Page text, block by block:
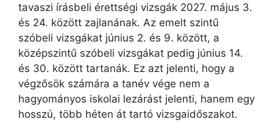
tavaszi írásbeli érettségi vizsgák 2027. május 3.
és 24. között zajlanának. Az emelt szintű
szóbeli vizsgákat június 2. és 9. között, a
középszintű szóbeli vizsgákat pedig június 14.
és 30. között tartanák. Ez azt jelenti, hogy a
végzősök számára a tanév vége nem a
hagyományos iskolai lezárást jelenti, hanem egy
hosszú, több héten át tartó vizsgaidőszakot.